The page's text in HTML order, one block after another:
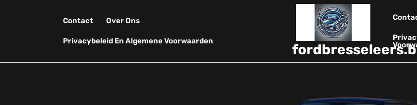
Contact Over Ons
Privacybeleid En Algemene Voorwaarden